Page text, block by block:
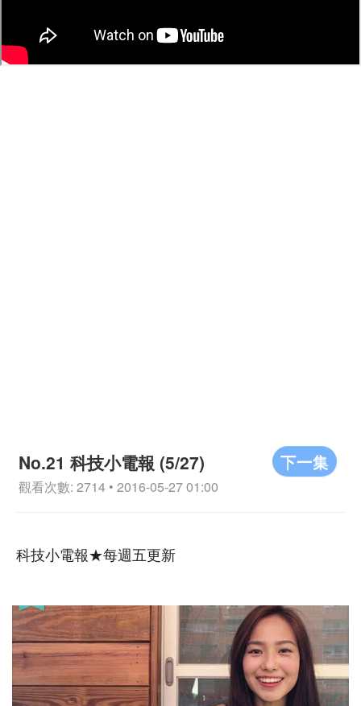
下一集
No.21 科技小電報 (5/27)
觀看次數: 2714 • 2016-05-27 01:00
科技小電報★每週五更新